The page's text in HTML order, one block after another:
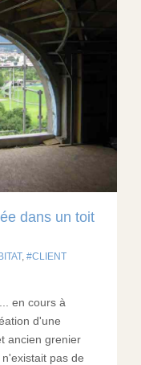
dans un toit
,
CLIENT
en cours à
d'une
ancien grenier
pas de